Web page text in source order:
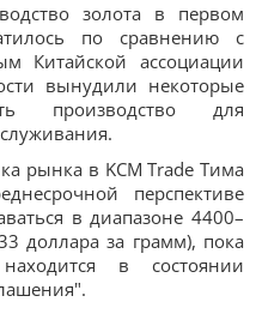
золота в первом
по сравнению с
Китайской ассоциации
вынудили некоторые
производство для
рынка в KCM Trade Тима
перспективе
в диапазоне 4400–
доллара за грамм), пока
в состоянии